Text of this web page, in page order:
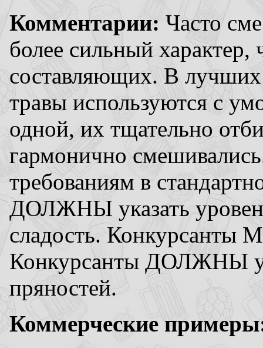
Комментарии: Часто
более сильный
составляющих. В лучших
травы используются с
одной, их тщательно
гармонично
требованиям в
ДОЛЖНЫ указать
сладость. Конкурсанты
Конкурсанты ДОЛЖНЫ
пряностей.
Коммерческие